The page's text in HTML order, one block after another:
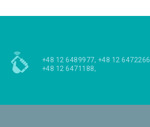
+48 12 6489977, +48 12 6472266
+48 12 6471188,